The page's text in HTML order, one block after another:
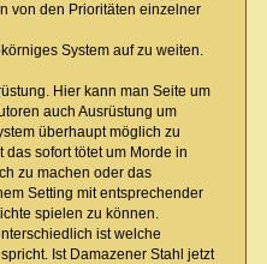
von den Prioritäten einzelner
System auf zu weiten.
Hier kann man Seite um
auch Ausrüstung um
überhaupt möglich zu
sofort tötet um Morde in
zu machen oder das
Setting mit entsprechender
spielen zu können.
ist welche
Ist Damazener Stahl jetzt